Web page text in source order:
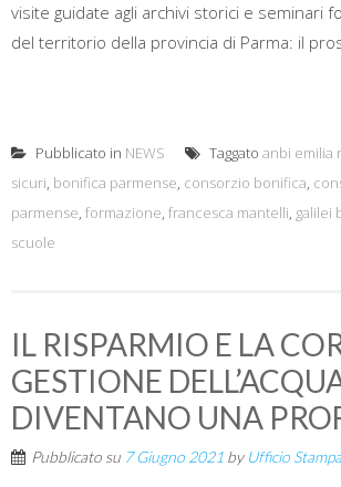
visite guidate agli archivi storici e seminari
del territorio della provincia di Parma: il
Pubblicato in NEWS Taggato anbi emilia
sicuri, bonifica parmense, consorzio bonifica,
parmense, formazione, francesca mantelli, galilei
scuole
IL RISPARMIO E LA
GESTIONE
DIVENTANO UNA
Pubblicato su 7 Giugno 2021 by Ufficio Stampa